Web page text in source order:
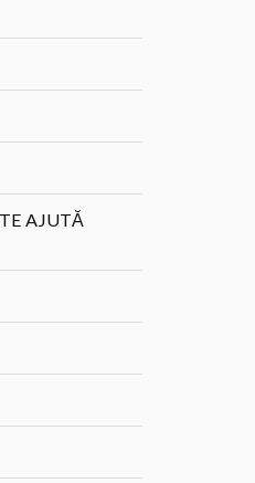
AJUTĂ